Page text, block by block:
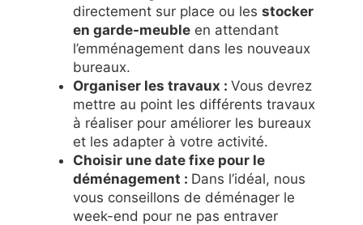
directement sur place ou les stocker
en garde-meuble en attendant
l’emménagement dans les nouveaux
bureaux.
Organiser les travaux : Vous devrez
mettre au point les différents travaux
à réaliser pour améliorer les bureaux
et les adapter à votre activité.
Choisir une date fixe pour le
déménagement : Dans l’idéal, nous
vous conseillons de déménager le
week-end pour ne pas entraver